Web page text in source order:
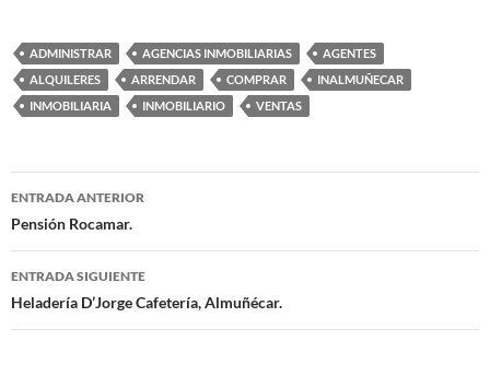
ADMINISTRAR AGENCIAS INMOBILIARIAS
AGENTES
ALQUILERES
ARRENDAR COMPRAR
INALMUÑECAR
INMOBILIARIA
INMOBILIARIO VENTAS
Navegación
de
entradas
ENTRADA ANTERIOR
Pensión Rocamar.
ENTRADA SIGUIENTE
Heladería D’Jorge Cafetería, Almuñécar.